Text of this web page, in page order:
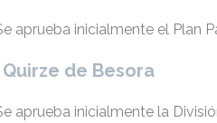
aprueba inicialmente el Plan
de Besora
aprueba inicialmente la